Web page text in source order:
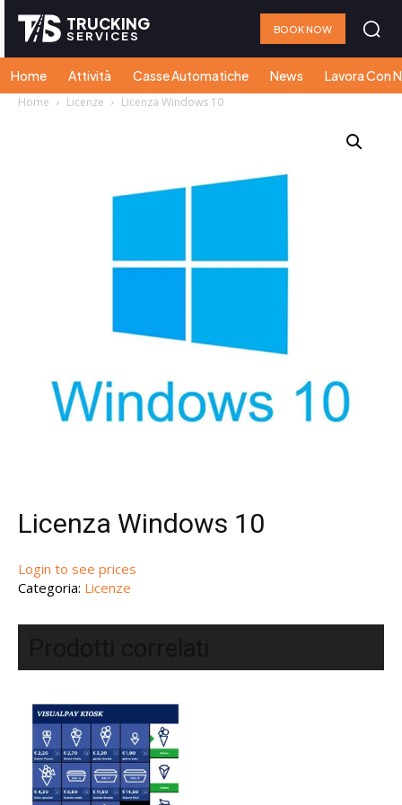
TRUCKING
SERVICES BOOK NOW
Home Attività Casse Automatiche News Lavora Con
Home Licenze Licenza Windows 10
Licenza Windows 10
Login to see prices
Categoria: Licenze